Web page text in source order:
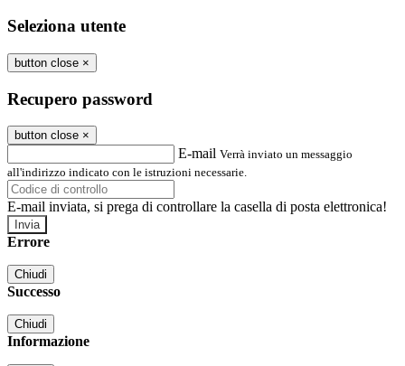
Seleziona utente
button close ×
Recupero password
button close ×
E-mail Verrà inviato un messaggio
all'indirizzo indicato con le istruzioni necessarie.
E-mail inviata, si prega di controllare la casella di posta elettronica!
Errore
Chiudi
Successo
Chiudi
Informazione